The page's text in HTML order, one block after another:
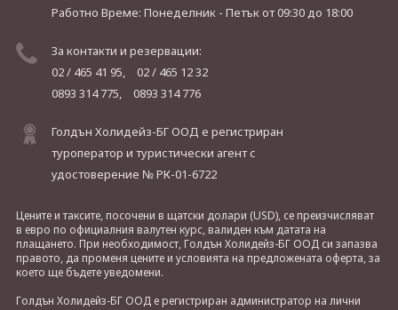
Работно Време: Понеделник - Петъкот 09:30 до 18:00
За контакти и резервации:
02 / 465 41 95,
02 / 465 12 32
0893 314 775,
0893 314 776
Голдън Холидейз-БГ ООД е регистриран
туроператор и туристически агент с
удостоверение № РК-01-6722
Цените и таксите, посочени в щатски долари (USD), се преизчисляват
в евро по официалния валутен курс, валиден към датата на
плащането. При необходимост, Голдън Холидейз-БГ ООД си запазва
правото, да променя цените и условията на предложената оферта, за
което ще бъдете уведомени.
Голдън Холидейз-БГ ООД е регистриран администратор на лични